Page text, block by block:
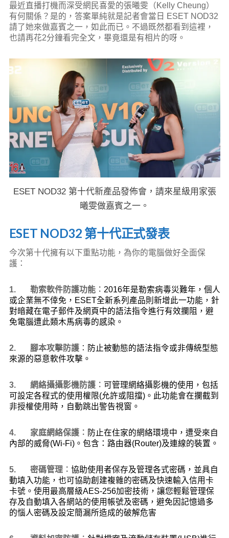
最近直播打機而深受網民喜愛的張曦雯（Kelly Cheung）
有何關係？是的，答案單純就是記者會當日 ESET NOD32
請了她來做嘉賓之一，如此而已。不過既然都看到這裡，
也請再花2分鐘看完全文，畢竟還是有相片的呀。
ESET NOD32 第十代新產品發佈會，請來星級用家張
曦雯做嘉賓之一。
ESET NOD32 第十代正式發表
今次第十代擁有以下重點功能，為你的電腦做好全面保
護：
1. 勒索軟件防護功能︰ 2016年是勒索病毒災難年，個人
或企業無不倖免， ESET全新系列產品則新增此一功能，針
對暗藏在電子郵件及網頁中的語法指令進行有效攔阻，避
免電腦遭此類木馬病毒的感染 。
2. 腳本攻擊防護︰ 防止被動態的語法指令或非傳統型態
來源的惡意軟件攻擊。
3. 網絡攝攝影機防護︰ 可管理網絡攝影機的使用，包括
可設定各程式的使用權限(允許或阻擋)。此功能會在攔截到
非授權使用時， 自動跳出警告視窗 。
4. 家庭網絡保護︰ 防止在住家的網絡環境中，遭受來自
內部的威脅(Wi-Fi)。包含： 路由器(Router)及連線的裝置 。
5. 密碼管理︰ 協助使用者保存及管理各式密碼，並具自
動填入功能，也可協助創建複雜的密碼及快速輸入信用卡
卡號。使用最高層級AES-256加密技術，讓您輕鬆管理保
存及自動填入各網站的使用帳號及密碼，避免因記憶過多
的惱人密碼及設定簡漏所造成的破解危害